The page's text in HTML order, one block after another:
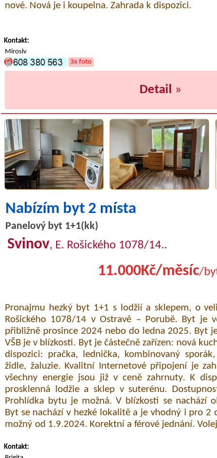
nové. Nová je i koupelna. Zahrada k dispozici.
Kontakt:
Miroslv
3x foto
Detail »
Nabízím byt 2 místa
Panelový byt 1+1(kk)
Svinov, E. Rošického 1078/14..
11.000Kč/měsíc/
Pronajmu hezký byt 1+1 s lodžií a sklepem, o
Rošického 1078/14 v Ostravě – Porubě. Byt
přibližně prosince 2024 nebo do ledna 2025. Byt
VŠB je v blízkosti. Byt je částečně zařízen: nová
dispozici: pračka, lednička, kombinovaný
židle, žaluzie. Kvalitní Internetové připojení je
všechny energie jsou již v ceně zahrnuty. K
prosklenná lodžie a sklep v suterénu.
Prohlídka bytu je možná. V blízkosti se nachází
Byt se nachází v hezké lokalitě a je vhodný i pro 2
možný od 1.9.2024. Korektní a férové jednání.
Kontakt: